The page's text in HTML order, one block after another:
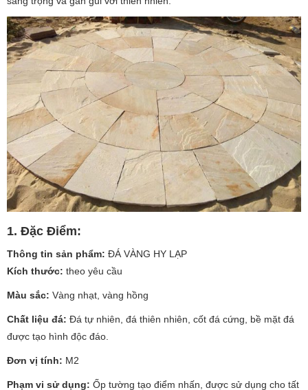
1. Đặc Điểm:
Thông tin sản phẩm: ĐÁ VÀNG HY LẠP
Kích thước: theo yêu cầu
Màu sắc: Vàng nhạt, vàng hồng
Chất liệu đá: Đá tự nhiên, đá thiên nhiên, cốt đá cứng, bề mặt đá
được tạo hình độc đáo.
Đơn vị tính: M2
Phạm vi sử dụng: Ốp tường tạo điểm nhấn, được sử dụng cho tất